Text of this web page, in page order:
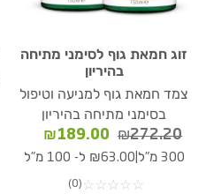
זוג חמאת גוף לסימני מתיחה
בהיריון
צמד חמאת גוף למניעה וטיפול
בסימני מתיחה בהיריון
₪272.20
המחיר
המקורי
₪272.20.
₪189.00
המחיר
הנוכחי
300 מ"ל ₪63.00 ל- 100 מ"ל
☆
☆
☆
☆
☆
(0)